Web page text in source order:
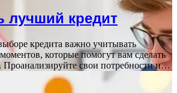
лучший кредит
кредита важно учитывать
которые помогут вам сделать
Проанализируйте свои потребности и…